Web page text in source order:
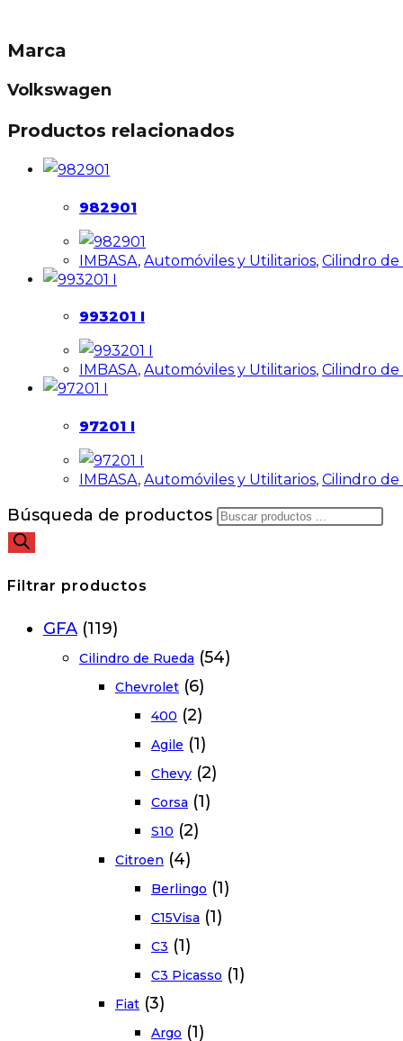
Marca
Volkswagen
Productos relacionados
982901
IMBASA, Automóviles y Utilitarios, Cilindro
993201 I
IMBASA, Automóviles y Utilitarios, Cilindro
97201 I
IMBASA, Automóviles y Utilitarios, Cilindro
Búsqueda de productos
Filtrar productos
GFA (119)
Cilindro de Rueda (54)
Chevrolet (6)
400 (2)
Agile (1)
Chevy (2)
Corsa (1)
S10 (2)
Citroen (4)
Berlingo (1)
C15Visa (1)
C3 (1)
C3 Picasso (1)
Fiat (3)
Argo (1)